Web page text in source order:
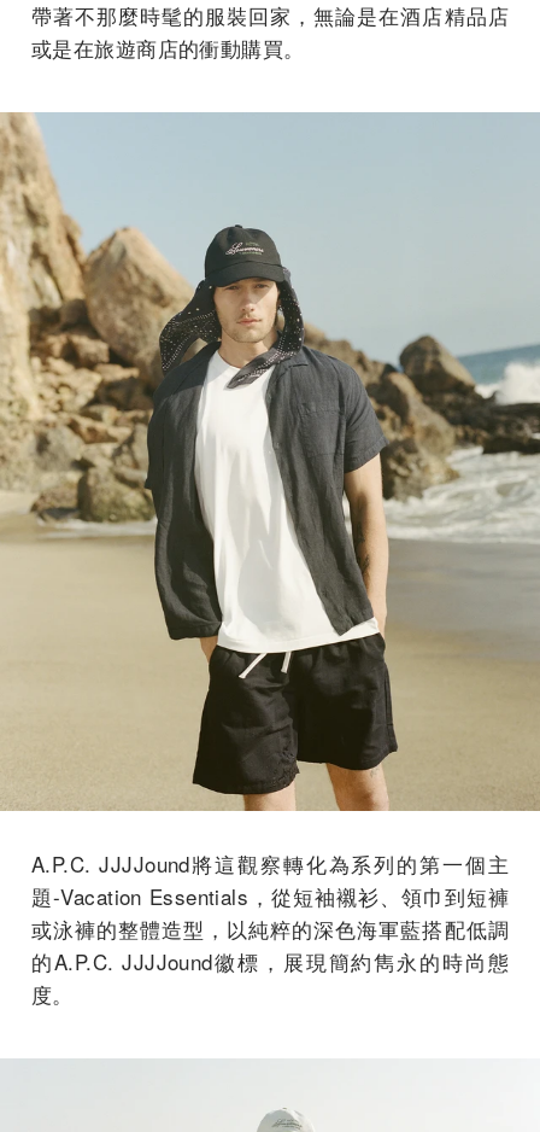
帶著不那麼時髦的服裝回家，無論是在酒店精品店
或是在旅遊商店的衝動購買。
A.P.C. JJJJound將這觀察轉化為系列的第一個主
題-Vacation Essentials，從短袖襯衫、領巾到短褲
或泳褲的整體造型，以純粹的深色海軍藍搭配低調
的A.P.C. JJJJound徽標，展現簡約雋永的時尚態
度。